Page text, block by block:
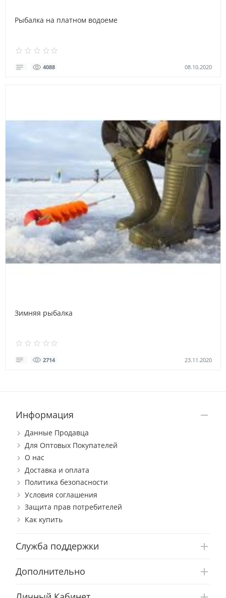
Рыбалка на платном водоеме
4088 08.10.2020
Зимняя рыбалка
2714 23.11.2020
Информация
Данные Продавца
Для Оптовых Покупателей
О нас
Доставка и оплата
Политика безопасности
Условия соглашения
Защита прав потребителей
Как купить
Служба поддержки
Дополнительно